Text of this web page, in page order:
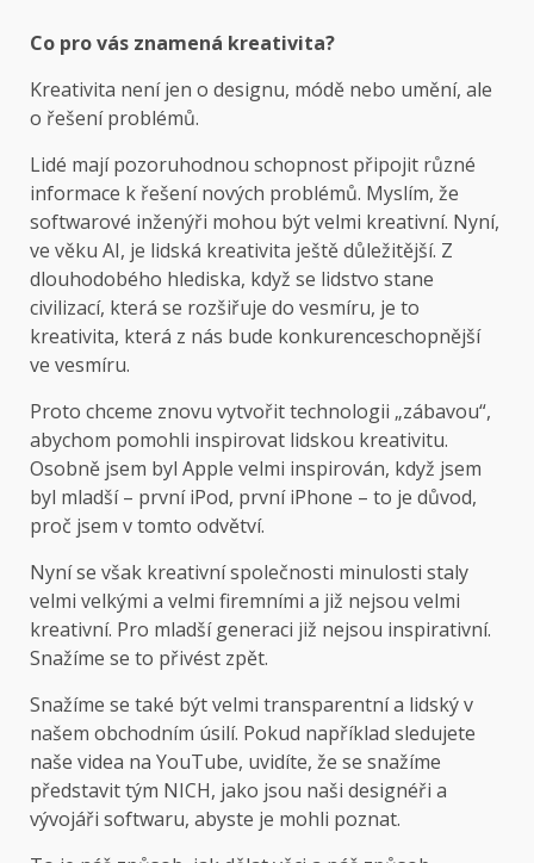
Co pro vás znamená kreativita?
Kreativita není jen o designu, módě nebo umění, ale
o řešení problémů.
Lidé mají pozoruhodnou schopnost připojit různé
informace k řešení nových problémů. Myslím, že
softwarové inženýři mohou být velmi kreativní. Nyní,
ve věku AI, je lidská kreativita ještě důležitější. Z
dlouhodobého hlediska, když se lidstvo stane
civilizací, která se rozšiřuje do vesmíru, je to
kreativita, která z nás bude konkurenceschopnější
ve vesmíru.
Proto chceme znovu vytvořit technologii „zábavou“,
abychom pomohli inspirovat lidskou kreativitu.
Osobně jsem byl Apple velmi inspirován, když jsem
byl mladší – první iPod, první iPhone – to je důvod,
proč jsem v tomto odvětví.
Nyní se však kreativní společnosti minulosti staly
velmi velkými a velmi firemními a již nejsou velmi
kreativní. Pro mladší generaci již nejsou inspirativní.
Snažíme se to přivést zpět.
Snažíme se také být velmi transparentní a lidský v
našem obchodním úsilí. Pokud například sledujete
naše videa na YouTube, uvidíte, že se snažíme
představit tým NICH, jako jsou naši designéři a
vývojáři softwaru, abyste je mohli poznat.